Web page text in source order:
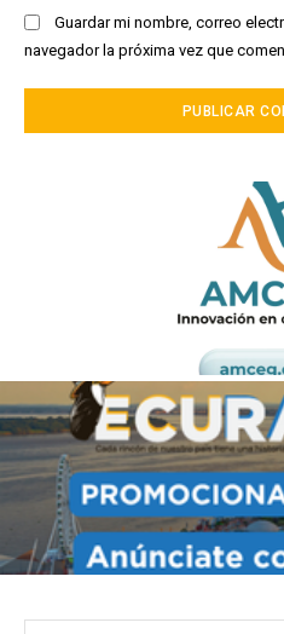
Guardar mi nombre, correo
navegador la próxima vez que